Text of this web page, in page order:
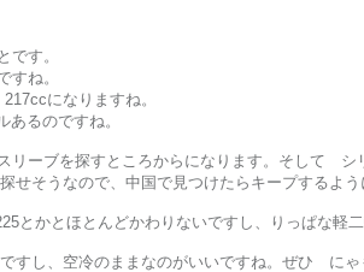
す。
ね。
になりますね。
るのですね。
ーブを探すところからになります。そして シ
せそうなので、中国で見つけたらキープするよう
とかとほとんどかわりないですし、りっぱな軽
すし、空冷のままなのがいいですね。ぜひ にゃ